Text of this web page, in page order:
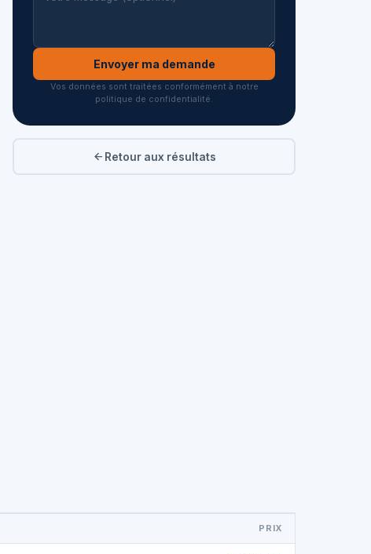
Envoyer ma demande
Vos données sont traitées conformément à notre
politique de confidentialité.
Retour aux résultats
PRIX